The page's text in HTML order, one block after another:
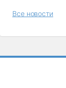
Все новости